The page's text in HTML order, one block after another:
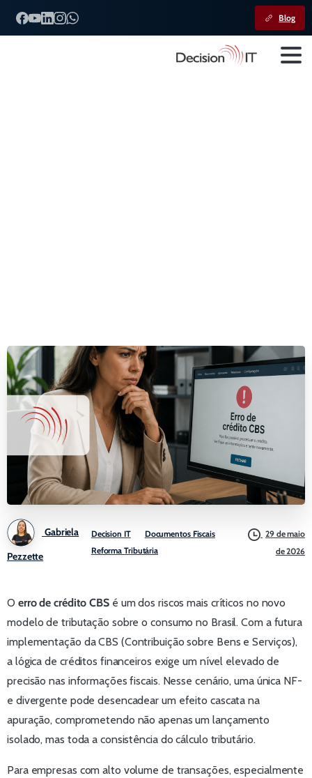
Blog
Gabriela
Pezzette
Decision IT
Documentos Fiscais
Reforma Tributária
29 de maio
de 2026
O erro de crédito CBSé um dos riscos mais críticos no novo
modelo de tributação sobre o consumo no Brasil. Com a futura
implementação da CBS (Contribuição sobre Bens e Serviços),
a lógica de créditos financeiros exige um nível elevado de
precisão nas informações fiscais. Nesse cenário, uma única NF-
e divergente pode desencadear um efeito cascata na
apuração, comprometendo não apenas um lançamento
isolado, mas toda a consistência do cálculo tributário.
Para empresas com alto volume de transações, especialmente